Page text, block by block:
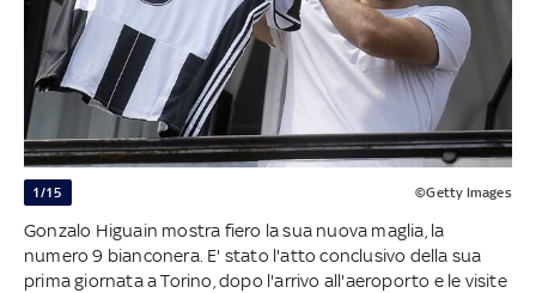
1/15 ©Getty Images
Gonzalo Higuain mostra fiero la sua nuova maglia, la
numero 9 bianconera. E' stato l'atto conclusivo della sua
prima giornata a Torino, dopo l'arrivo all'aeroporto e le visite